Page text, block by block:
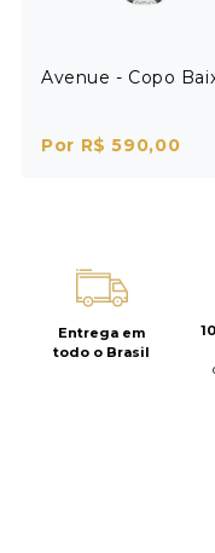
Avenue - Copo
Por R$ 590,00
Entrega em
todo o Brasil